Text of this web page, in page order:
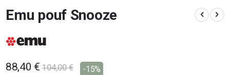
all'inizio
della
di
Emu pouf Snooze
88,40 € 104,00 € -15%